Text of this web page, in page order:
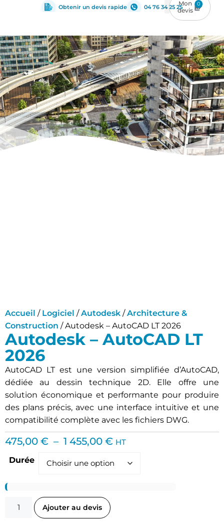
Obtenir un devis rapide 04 76 34 25 25 0
Accueil / Logiciel /Autodesk /Architecture &
Construction / Autodesk – AutoCAD LT 2026
Autodesk – AutoCAD LT
2026
AutoCAD LT est une version simplifiée d’AutoCAD,
dédiée au dessin technique 2D. Elle offre une
solution économique et performante pour produire
des plans précis, avec une interface intuitive et une
compatibilité complète avec les fichiers DWG.
475,00 € – 1 455,00 € HT
Durée
Ajouter au devis